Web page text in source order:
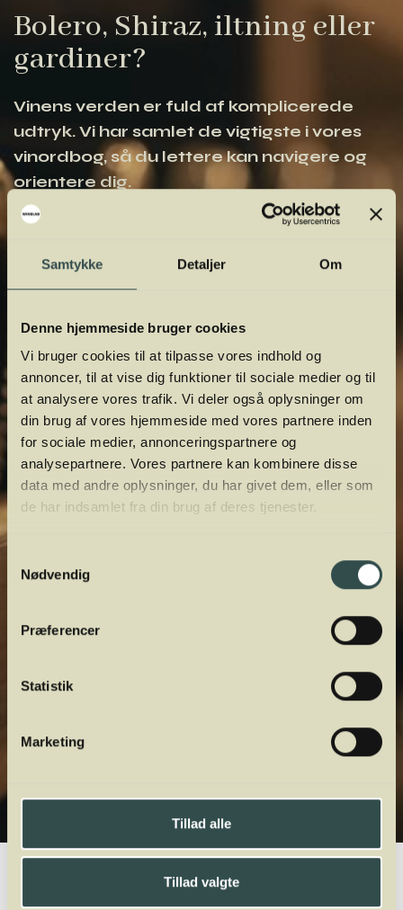
Samtykke Detaljer Om
Denne hjemmeside bruger cookies
Vi bruger cookies til at tilpasse vores indhold og
annoncer, til at vise dig funktioner til sociale medier og til
at analysere vores trafik. Vi deler også oplysninger om
din brug af vores hjemmeside med vores partnere inden
for sociale medier, annonceringspartnere og
analysepartnere. Vores partnere kan kombinere disse
data med andre oplysninger, du har givet dem, eller som
de har indsamlet fra din brug af deres tjenester.
Nødvendig
Præferencer
Statistik
Marketing
Tillad alle
Tillad valgte
Bolero, Shiraz, iltning eller
gardiner?
Vinens verden er fuld af komplicerede
udtryk. Vi har samlet de vigtigste i vores
vinordbog, så du lettere kan navigere og
orientere dig.